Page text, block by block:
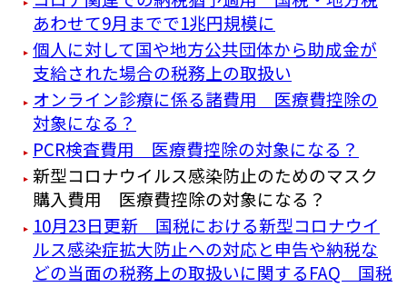
あわせて9月までで1兆円規模に
個人に対して国や地方公共団体から助成金が
支給された場合の税務上の取扱い
オンライン診療に係る諸費用 医療費控除の
対象になる？
PCR検査費用 医療費控除の対象になる？
新型コロナウイルス感染防止のためのマスク
購入費用 医療費控除の対象になる？
10月23日更新 国税における新型コロナウイ
ルス感染症拡大防止への対応と申告や納税な
どの当面の税務上の取扱いに関するFAQ 国税